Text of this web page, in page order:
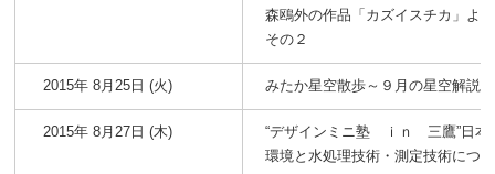
森鴎外の作品「カズイスチカ」
その２
2015年 8月25日 (火) みたか星空散歩～９月の星空解説～
2015年 8月27日 (木)
“デザインミニ塾 ｉｎ 三鷹”日本
環境と水処理技術・測定技術につ